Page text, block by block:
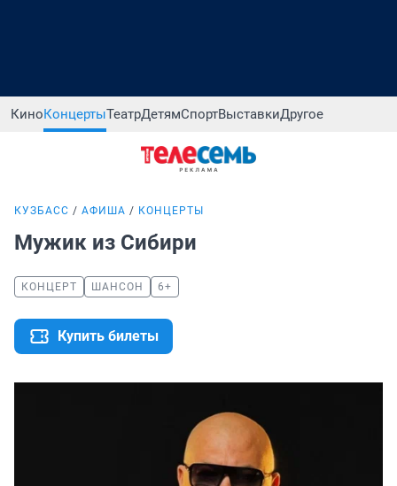
КиноКонцертыТеатрДетямСпортВыставкиДругое
КУЗБАСС АФИША КОНЦЕРТЫ
Мужик из Сибири
КОНЦЕРТ ШАНСОН 6+
Купить билеты